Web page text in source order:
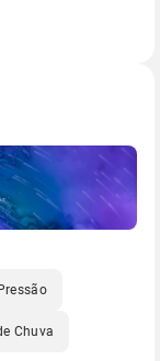
Chuva